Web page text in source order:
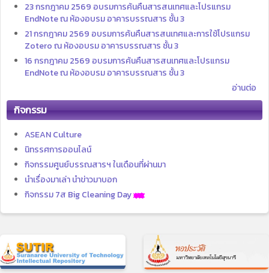
23 กรกฎาคม 2569 อบรมการค้นคืนสารสนเทศและโปรแกรม
EndNote ณ ห้องอบรม อาคารบรรณสาร ชั้น 3
21 กรกฎาคม 2569 อบรมการค้นคืนสารสนเทศและการใช้โปรแกรม
Zotero ณ ห้องอบรม อาคารบรรณสาร ชั้น 3
16 กรกฎาคม 2569 อบรมการค้นคืนสารสนเทศและโปรแกรม
EndNote ณ ห้องอบรม อาคารบรรณสาร ชั้น 3
อ่านต่อ
กิจกรรม
ASEAN Culture
นิทรรศการออนไลน์
กิจกรรมศูนย์บรรณสารฯ ในเดือนที่ผ่านมา
นำเรื่องมาเล่า นำข่าวมาบอก
กิจกรรม 7ส Big Cleaning Day